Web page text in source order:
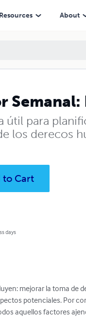
Resources About
Semanal:
útil para
los derecos
to Cart
days
mejorar la toma de
potenciales. Por
aquellos factores